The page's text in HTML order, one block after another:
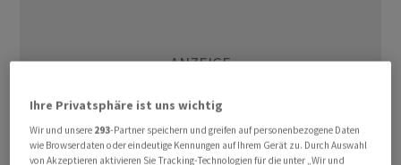
Ihre Privatsphäre ist uns wichtig
Wir und unsere 293-Partner speichern und greifen auf personenbezogene Daten
wie Browserdaten oder eindeutige Kennungen auf Ihrem Gerät zu. Durch Auswahl
von Akzeptieren aktivieren Sie Tracking-Technologien für die unter „Wir und